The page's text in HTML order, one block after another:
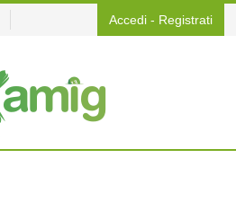
Accedi - Registrati